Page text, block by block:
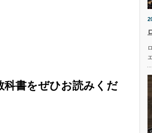
科書をぜひお読みくだ